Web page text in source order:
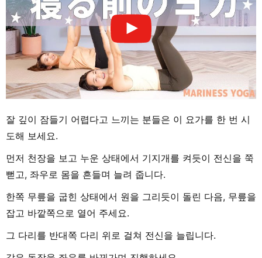
잘 깊이 잠들기 어렵다고 느끼는 분들은 이 요가를 한 번 시
도해 보세요.
먼저 천장을 보고 누운 상태에서 기지개를 켜듯이 전신을 쭉
뻗고, 좌우로 몸을 흔들며 늘려 줍니다.
한쪽 무릎을 굽힌 상태에서 원을 그리듯이 돌린 다음, 무릎을
잡고 바깥쪽으로 열어 주세요.
그 다리를 반대쪽 다리 위로 걸쳐 전신을 늘립니다.